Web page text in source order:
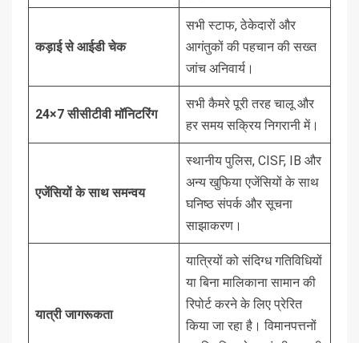
कड़ाई से आईडी चेक
सभी स्टाफ, ठेकेदारों और
आगंतुकों की पहचान की सख्त
जांच अनिवार्य।
24×7 सीसीटीवी मॉनिटरिंग
सभी कैमरे पूरी तरह चालू और
हर समय सक्रिय निगरानी में।
एजेंसियों के साथ समन्वय
स्थानीय पुलिस, CISF, IB और
अन्य खुफिया एजेंसियों के साथ
घनिष्ठ संपर्क और सूचना
साझाकरण।
यात्री जागरूकता
यात्रियों को संदिग्ध गतिविधियों
या बिना मालिकाना सामान की
रिपोर्ट करने के लिए प्रेरित
किया जा रहा है। विमानपत्तनों